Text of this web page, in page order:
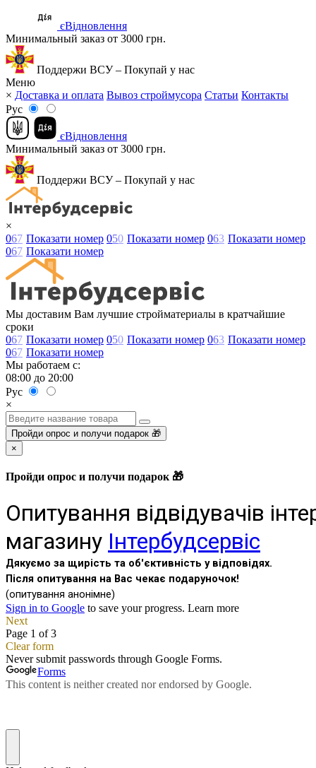
єВідновлення
Минимальный заказ от 3000 грн.
Поддержи ВСУ – Покупай у нас
Меню
× Доставка и оплата Вывоз строймусора Статьи Контакты
Рус
єВідновлення
Минимальный заказ от 3000 грн.
Поддержи ВСУ – Покупай у нас
×
067 Показати номер 050 Показати номер 063 Показати номер
067 Показати номер
Мы доставим Вам лучшие стройматериалы в кратчайшие
сроки
067 Показати номер 050 Показати номер 063 Показати номер
067 Показати номер
Мы работаем с:
08:00 до 20:00
Рус
×
Пройди опрос и получи подарок 🎁
×
Пройди опрос и получи подарок 🎁